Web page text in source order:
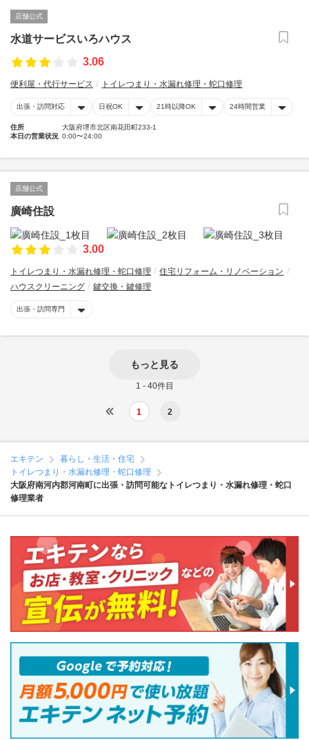
店舗公式
水道サービスいろハウス
3.06
便利屋・代行サービス トイレつまり・水漏れ修理・蛇口修理
出張・訪問対応 日祝OK 21時以降OK 24時間営業
住所
大阪府堺市北区南花田町233-1
本日の営業状況 0:00〜24:00
店舗公式
廣崎住設
3.00
トイレつまり・水漏れ修理・蛇口修理
住宅リフォーム・リノベーション
ハウスクリーニング
鍵交換・鍵修理
出張・訪問専門
もっと見る
1 - 40件目
1 2
エキテン
暮らし・生活・住宅
トイレつまり・水漏れ修理・蛇口修理
大阪府南河内郡河南町に出張・訪問可能なトイレつまり・水漏れ修理・蛇口
修理業者